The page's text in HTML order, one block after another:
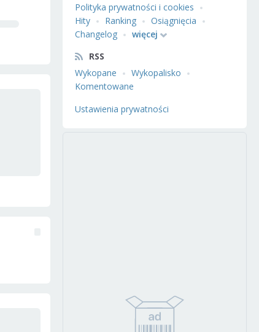
Polityka prywatności i cookies
Hity
Ranking
Osiągnięcia
Changelog
więcej
RSS
Wykopane
Wykopalisko
Komentowane
Ustawienia prywatności